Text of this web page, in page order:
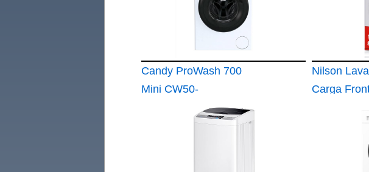
Candy ProWash 700
Mini CW50-
BP12307U1-S
Lavadora 5 KG
Nilson
Carga